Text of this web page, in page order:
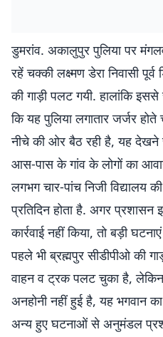
डुमरांव. अकालुपुर पुलिया पर
रहें चक्की लक्ष्मण डेरा निवासी
की गाड़ी पलट गयी. हालांकि
कि यह पुलिया लगातार जर्जर होते
नीचे की ओर बैठ रही है, यह देखने
आस-पास के गांव के लोगों का
लगभग चार-पांच निजी विद्यालय
प्रतिदिन होता है. अगर
कार्रवाई नहीं किया, तो बड़ी
पहले भी ब्रह्मपुर सीडीपीओ की
वाहन व ट्रक पलट चुका है, लेकिन
अनहोनी नहीं हुई है, यह भगवान
अन्य हुए घटनाओं से अनुमंडल